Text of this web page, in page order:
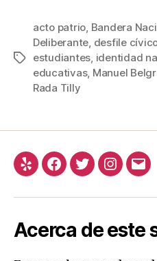
acto patrio, Bandera
Deliberante, desfile
estudiantes, identidad
educativas, Manuel
Rada Tilly
Acerca de este